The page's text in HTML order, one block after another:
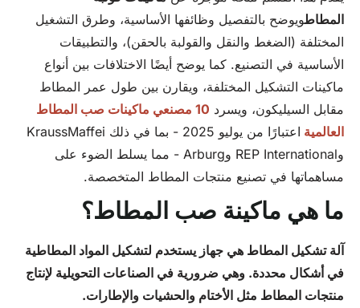
المطاطويوضح بالتفصيل وظائفها الأساسية، وطرق التشغيل
المختلفة (الضغط والنقل والقولبة بالحقن)، والتطبيقات
الأساسية في التصنيع. كما يوضح أيضًا الاختلافات بين أنواع
ماكينات التشكيل المختلفة، ويقارن بين طول عمر المطاط
مقابل السيليكون، ويسرد
10 مصنعي ماكينات صب المطاط
العالمية
اعتبارًا من يوليو 2025 - بما في ذلك KraussMaffei
وREP International وArburg - مما يسلط الضوء على
مساهماتها في تصنيع منتجات المطاط المتخصصة.
ما هي ماكينة صب المطاط؟
آلة تشكيل المطاط هي جهاز يستخدم لتشكيل المواد المطاطية
في أشكال محددة. وهي ضرورية في الصناعات التحويلية لإنتاج
منتجات المطاط مثل الأختام والحشيات والإطارات.